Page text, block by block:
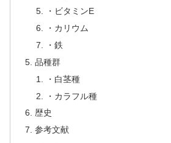
・ビタミンE
・カリウム
・鉄
品種群
・白茎種
・カラフル種
歴史
参考文献